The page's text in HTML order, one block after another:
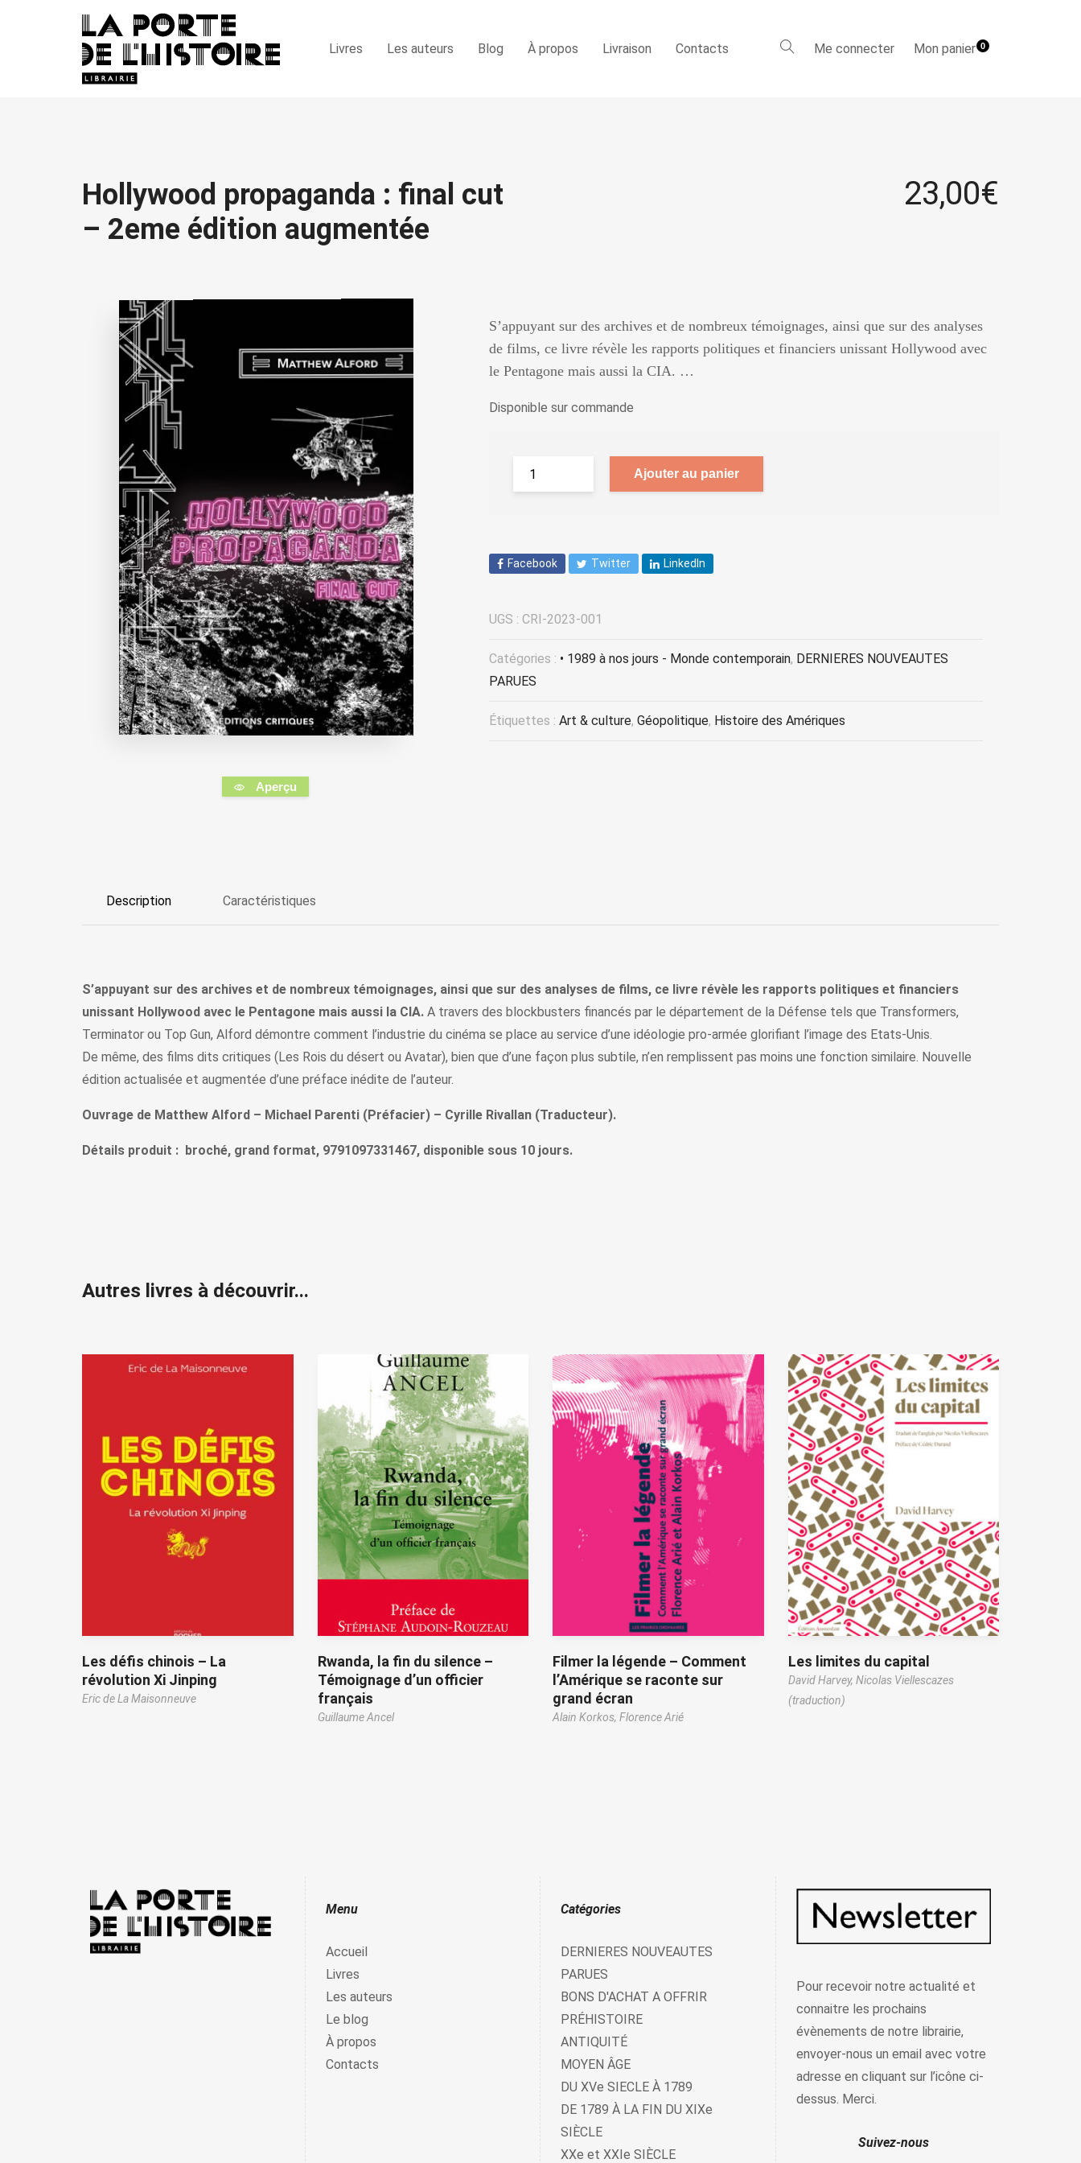
Livres Les auteurs Blog À propos Livraison Contacts Me connecter Mon panier0
Hollywood propaganda : final cut
– 2eme édition augmentée
23,00€
Aperçu
S’appuyant sur des archives et de nombreux témoignages, ainsi que sur des analyses
de films, ce livre révèle les rapports politiques et financiers unissant Hollywood avec
le Pentagone mais aussi la CIA. …
Disponible sur commande
Ajouter au panier
Facebook Twitter LinkedIn
UGS : CRI-2023-001
Catégories : • 1989 à nos jours - Monde contemporain, DERNIERES NOUVEAUTES
PARUES
Étiquettes : Art & culture, Géopolitique, Histoire des Amériques
Description Caractéristiques
S’appuyant sur des archives et de nombreux témoignages, ainsi que sur des analyses de films, ce livre révèle les rapports politiques et financiers
unissant Hollywood avec le Pentagone mais aussi la CIA. A travers des blockbusters financés par le département de la Défense tels que Transformers,
Terminator ou Top Gun, Alford démontre comment l’industrie du cinéma se place au service d’une idéologie pro-armée glorifiant l’image des Etats-Unis.
De même, des films dits critiques (Les Rois du désert ou Avatar), bien que d’une façon plus subtile, n’en remplissent pas moins une fonction similaire. Nouvelle
édition actualisée et augmentée d’une préface inédite de l’auteur.
Ouvrage de Matthew Alford – Michael Parenti (Préfacier) – Cyrille Rivallan (Traducteur).
Détails produit : broché, grand format, 9791097331467, disponible sous 10 jours.
Autres livres à découvrir...
Les défis chinois – La
révolution Xi Jinping
Eric de La Maisonneuve
Rwanda, la fin du silence –
Témoignage d’un officier
français
Guillaume Ancel
Filmer la légende – Comment
l’Amérique se raconte sur
grand écran
Alain Korkos, Florence Arié
Les limites du capital
David Harvey, Nicolas Viellescazes
(traduction)
Menu
Accueil
Livres
Les auteurs
Le blog
À propos
Contacts
Catégories
DERNIERES NOUVEAUTES
PARUES
BONS D'ACHAT A OFFRIR
PRÉHISTOIRE
ANTIQUITÉ
MOYEN ÂGE
DU XVe SIECLE À 1789
DE 1789 À LA FIN DU XIXe
SIÈCLE
XXe et XXIe SIÈCLE
Pour recevoir notre actualité et
connaitre les prochains
évènements de notre librairie,
envoyer-nous un email avec votre
adresse en cliquant sur l’icône ci-
dessus. Merci.
Suivez-nous